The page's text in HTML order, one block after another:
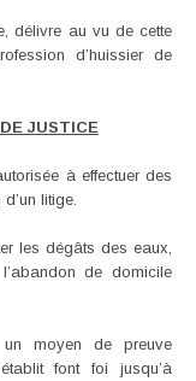
délivre au vu de cette
d’huissier de
JUSTICE
à effectuer des
litige.
les dégâts des eaux,
de domicile
un moyen de preuve
font foi jusqu’à